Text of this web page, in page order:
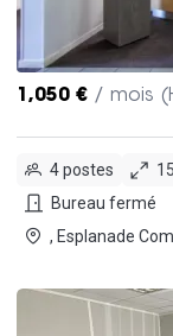
1,050 € / mois
4 postes
Bureau fermé